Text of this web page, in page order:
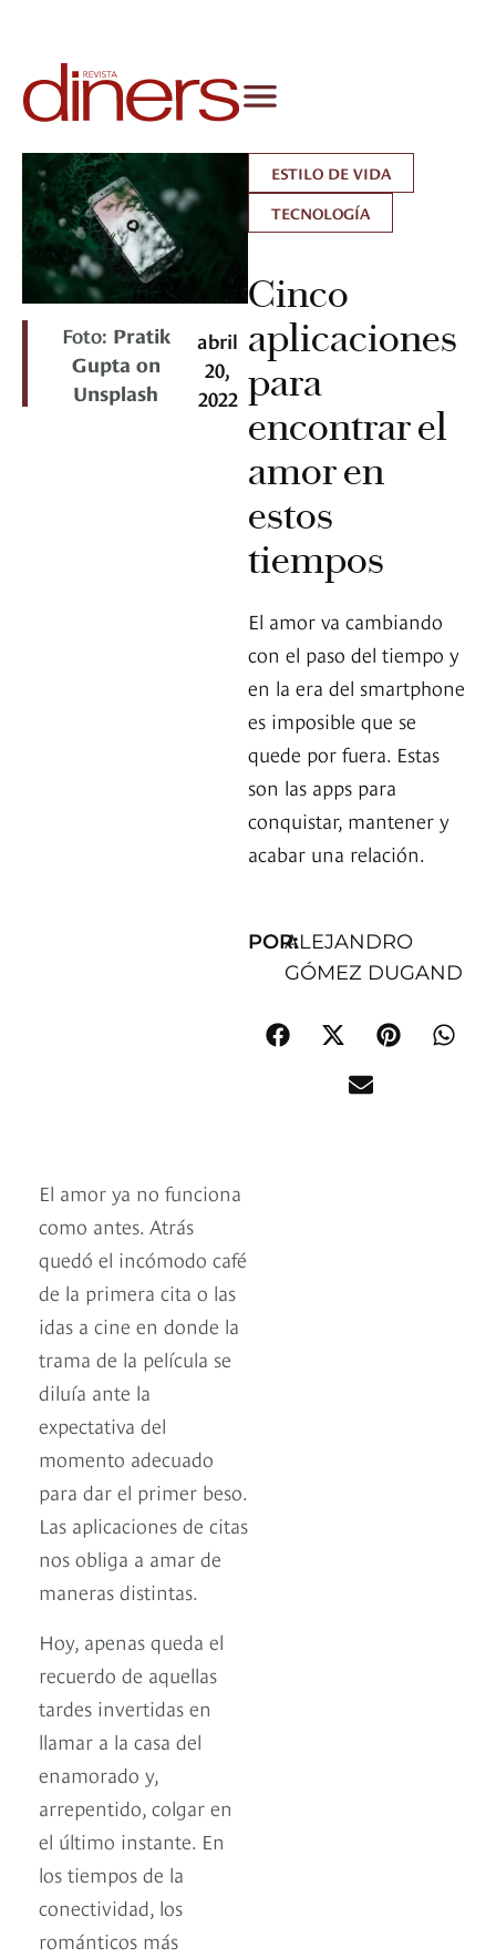
Foto: Pratik
Gupta on
Unsplash
abril
20,
2022
ESTILO DE VIDA
TECNOLOGÍA
Cinco
aplicaciones
para
encontrar el
amor en
estos
tiempos
El amor va cambiando
con el paso del tiempo y
en la era del smartphone
es imposible que se
quede por fuera. Estas
son las apps para
conquistar, mantener y
acabar una relación.
POR:ALEJANDRO
GÓMEZ DUGAND
El amor ya no funciona
como antes. Atrás
quedó el incómodo café
de la primera cita o las
idas a cine en donde la
trama de la película se
diluía ante la
expectativa del
momento adecuado
para dar el primer beso.
Las aplicaciones de citas
nos obliga a amar de
maneras distintas.
Hoy, apenas queda el
recuerdo de aquellas
tardes invertidas en
llamar a la casa del
enamorado y,
arrepentido, colgar en
el último instante. En
los tiempos de la
conectividad, los
románticos más